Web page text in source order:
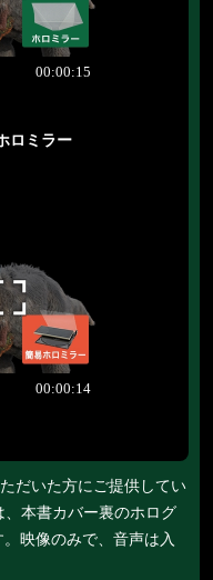
ロミラー
だいた方にご提供してい
本書カバー裏のホログ
映像のみで、音声は入